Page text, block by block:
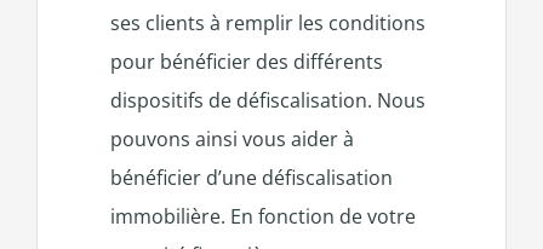
ses clients à remplir les conditions
pour bénéficier des différents
dispositifs de défiscalisation. Nous
pouvons ainsi vous aider à
bénéficier d’une défiscalisation
immobilière. En fonction de votre